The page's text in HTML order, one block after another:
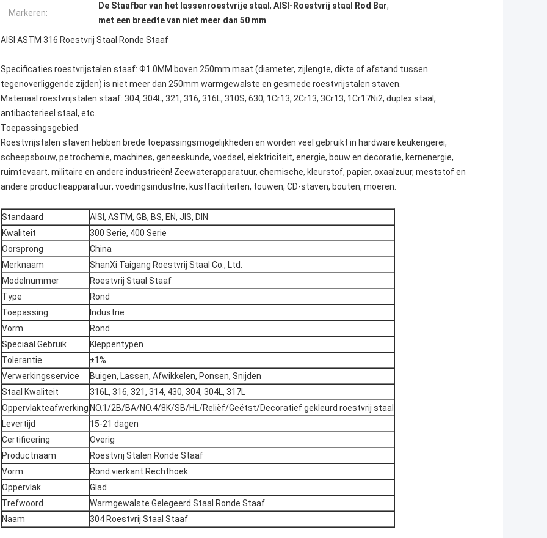
Markeren:
De Staafbar van het lassenroestvrije staal , AISI-Roestvrij staal Rod Bar,
met een breedte van niet meer dan 50 mm
AISI ASTM 316 Roestvrij Staal Ronde Staaf
Specificaties roestvrijstalen staaf: Ф1.0MM boven 250mm maat (diameter, zijlengte, dikte of afstand tussen
tegenoverliggende zijden) is niet meer dan 250mm warmgewalste en gesmede roestvrijstalen staven.
Materiaal roestvrijstalen staaf: 304, 304L, 321, 316, 316L, 310S, 630, 1Cr13, 2Cr13, 3Cr13, 1Cr17Ni2, duplex staal,
antibacterieel staal, etc.
Toepassingsgebied
Roestvrijstalen staven hebben brede toepassingsmogelijkheden en worden veel gebruikt in hardware keukengerei,
scheepsbouw, petrochemie, machines, geneeskunde, voedsel, elektriciteit, energie, bouw en decoratie, kernenergie,
ruimtevaart, militaire en andere industrieën! Zeewaterapparatuur, chemische, kleurstof, papier, oxaalzuur, meststof en
andere productieapparatuur; voedingsindustrie, kustfaciliteiten, touwen, CD-staven, bouten, moeren.
Standaard
AISI, ASTM, GB, BS, EN, JIS, DIN
Kwaliteit
300 Serie, 400 Serie
Oorsprong
China
Merknaam
ShanXi Taigang Roestvrij Staal Co., Ltd.
Modelnummer
Roestvrij Staal Staaf
Type
Rond
Toepassing
Industrie
Vorm
Rond
Speciaal Gebruik
Kleppentypen
Tolerantie
±1%
Verwerkingsservice
Buigen, Lassen, Afwikkelen, Ponsen, Snijden
Staal Kwaliteit
316L, 316, 321, 314, 430, 304, 304L, 317L
Oppervlakteafwerking NO.1/2B/BA/NO.4/8K/SB/HL/Reliëf/Geëtst/Decoratief gekleurd roestvrij staal
Levertijd
15-21 dagen
Certificering
Overig
Productnaam
Roestvrij Stalen Ronde Staaf
Vorm
Rond.vierkant.Rechthoek
Oppervlak
Glad
Trefwoord
Warmgewalste Gelegeerd Staal Ronde Staaf
Naam
304 Roestvrij Staal Staaf